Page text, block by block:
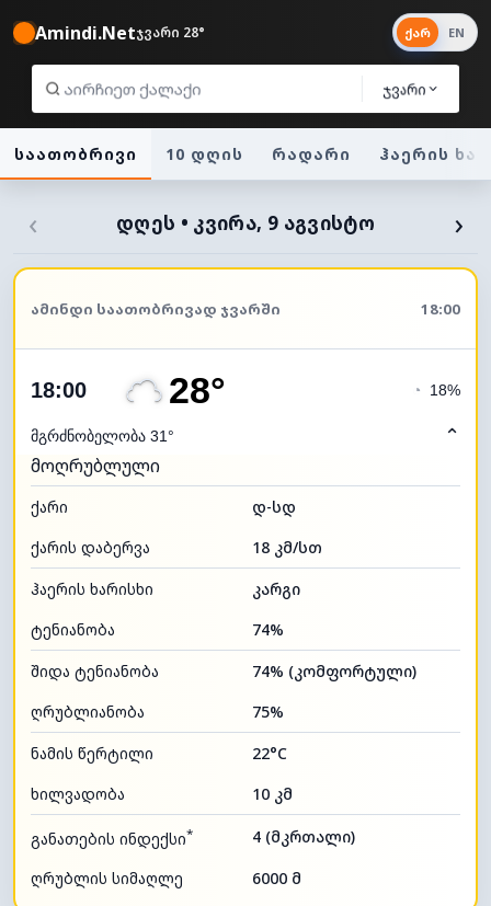
Amindi.Netჯვარი 28°
ჯვარი
ქარ EN
საათობრივი 10 დღის რადარი ჰაერის
‹ ᲓᲦᲔᲡ • ᲙᲕᲘᲠᲐ, 9 ᲐᲒᲕᲘᲡᲢᲝ ›
ᲐᲛᲘᲜᲓᲘ ᲡᲐᲐᲗᲝᲑᲠᲘᲕᲐᲓ ᲯᲕᲐᲠᲨᲘ 18:00
18:00 28°
მგრძნობელობა 31°
◔ 18%
⌃
მოღრუბლული
ქარი
დ-სდ
ქარის დაბერვა
18 კმ/სთ
ჰაერის ხარისხი
კარგი
ტენიანობა
74%
შიდა ტენიანობა
74% (კომფორტული)
ღრუბლიანობა
75%
ნამის წერტილი
22°C
ხილვადობა
10 კმ
განათების ინდექსი* 4 (მკრთალი)
ღრუბლის სიმაღლე 6000 მ